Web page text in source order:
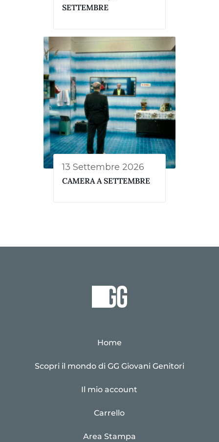
SETTEMBRE
13 Settembre 2026
CAMERA A SETTEMBRE
Home
Scopri il mondo di GG Giovani Genitori
Il mio account
Carrello
Area Stampa